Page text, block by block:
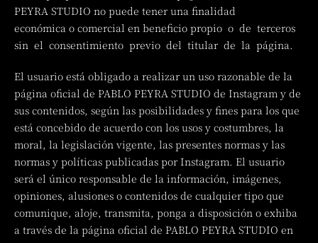
PEYRA STUDIO no puede tener una finalidad
económica o comercial en beneficio propio o de terceros
sin el consentimiento previo del titular de la página.
El usuario está obligado a realizar un uso razonable de la
página oficial de PABLO PEYRA STUDIO de Instagram y de
sus contenidos, según las posibilidades y fines para los que
está concebido de acuerdo con los usos y costumbres, la
moral, la legislación vigente, las presentes normas y las
normas y políticas publicadas por Instagram. El usuario
será el único responsable de la información, imágenes,
opiniones, alusiones o contenidos de cualquier tipo que
comunique, aloje, transmita, ponga a disposición o exhiba
a través de la página oficial de PABLO PEYRA STUDIO en